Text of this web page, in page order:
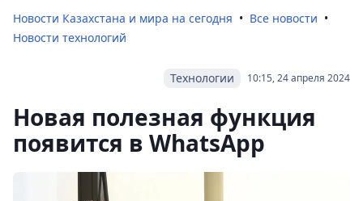
Новости Казахстана и мира на сегодня
Все новости
Новости технологий
10:15, 24 апреля 2024
Технологии
Новая полезная функция
появится в WhatsApp